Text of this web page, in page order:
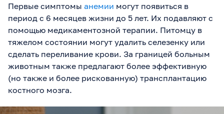
Первые симптомы анемии могут появиться в
период с 6 месяцев жизни до 5 лет. Их подавляют с
помощью медикаментозной терапии. Питомцу в
тяжелом состоянии могут удалить селезенку или
сделать переливание крови. За границей больным
животным также предлагают более эффективную
(но также и более рискованную) трансплантацию
костного мозга.